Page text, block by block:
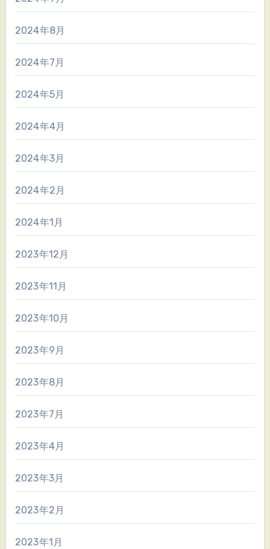
2024年8月
2024年7月
2024年5月
2024年4月
2024年3月
2024年2月
2024年1月
2023年12月
2023年11月
2023年10月
2023年9月
2023年8月
2023年7月
2023年4月
2023年3月
2023年2月
2023年1月